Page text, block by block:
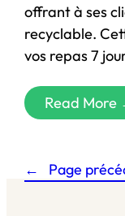
offrant à ses
recyclable.
vos repas 7
Read More
← Page